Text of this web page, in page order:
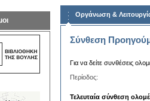
Οργάνωση &
Σύνθεση
Για να δείτε συνθέσεις
Περίοδος:
Τελευταία σύνθεση